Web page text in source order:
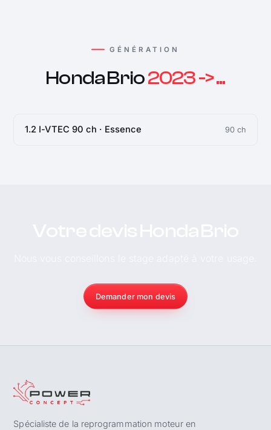
GÉNÉRATION
Honda Brio2023 -> ...
1.2 I-VTEC 90 ch · Essence 90 ch
Demander mon devis
Spécialiste de la reprogrammation moteur en